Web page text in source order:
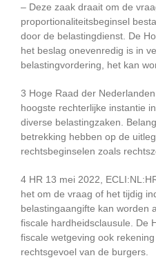
– Deze zaak draait om de
proportionaliteitsbeginsel
door de belastingdienst. De
het beslag onevenredig is in
belastingvordering, het kan
3 Hoge Raad der
hoogste rechterlijke instantie
diverse belastingzaken.
betrekking hebben op de
rechtsbeginselen zoals
4 HR 13 mei 2022,
het om de vraag of het tijdig
belastingaangifte kan worden
fiscale hardheidsclausule. De
fiscale wetgeving ook
rechtsgevoel van de burgers.